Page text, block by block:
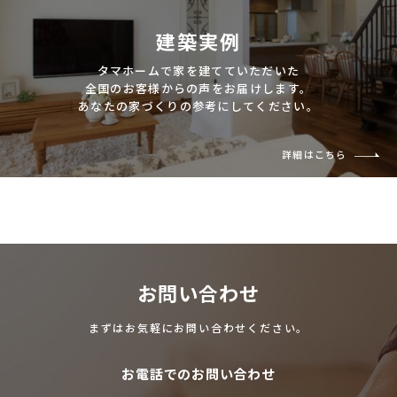
建築実例
タマホームで家を建てていただいた
全国のお客様からの声をお届けします。
あなたの家づくりの参考にしてください。
詳細はこちら
お問い合わせ
まずはお気軽にお問い合わせください。
お電話でのお問い合わせ